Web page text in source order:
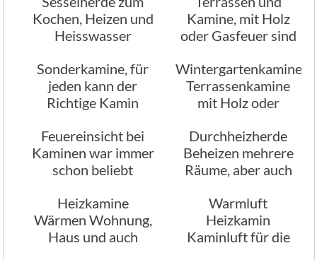
Kochen, Heizen und
Heisswasser
Kamine, mit Holz
oder Gasfeuer sind
Sonderkamine, für
jeden kann der
Richtige Kamin
Wintergartenkamine
Terrassenkamine
mit Holz oder
Feuereinsicht bei
Kaminen war immer
schon beliebt
Durchheizherde
Beheizen mehrere
Räume, aber auch
Heizkamine
Wärmen Wohnung,
Haus und auch
Warmluft
Heizkamin
Kaminluft für die